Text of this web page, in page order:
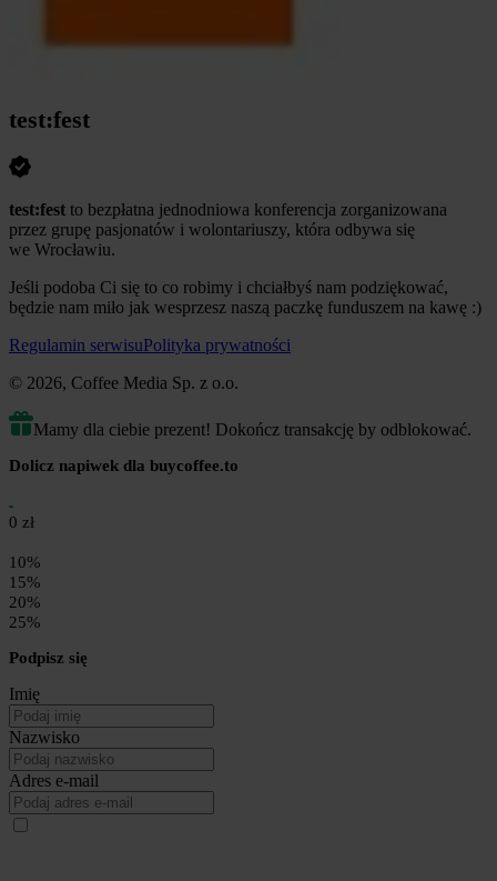
test:fest
test:fest to bezpłatna jednodniowa konferencja zorganizowana
przez grupę pasjonatów i wolontariuszy, która odbywa się
we Wrocławiu.
Jeśli podoba Ci się to co robimy i chciałbyś nam podziękować,
będzie nam miło jak wesprzesz naszą paczkę funduszem na kawę :)
Regulamin serwisuPolityka prywatności
© 2026, Coffee Media Sp. z o.o.
Mamy dla ciebie prezent! Dokończ transakcję by odblokować.
Dolicz napiwek dla buycoffee.to
0 zł
10%
15%
20%
25%
Podpisz się
Imię
Nazwisko
Adres e-mail